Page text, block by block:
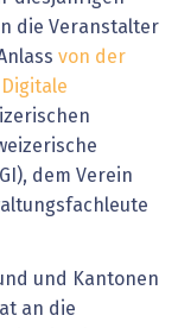
die Veranstalter
von der
dem Verein
und Kantonen
an die